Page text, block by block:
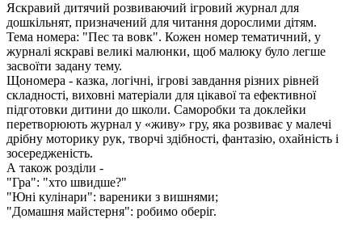
Яскравий дитячий розвиваючий ігровий журнал для
дошкільнят, призначений для читання дорослими дітям.
Тема номера: "Пес та вовк". Кожен номер тематичний, у
журналі яскраві великі малюнки, щоб малюку було легше
засвоїти задану тему.
Щономера - казка, логічні, ігрові завдання різних рівней
складності, виховні матеріали для цікавої та ефективної
підготовки дитини до школи. Саморобки та доклейки
перетворюють журнал у «живу» гру, яка розвиває у малечі
дрібну моторику рук, творчі здібності, фантазію, охайність і
зосередженість.
А також розділи -
"Гра": "хто швидше?"
"Юні кулінари": вареники з вишнями;
"Домашня майстерня": робимо оберіг.